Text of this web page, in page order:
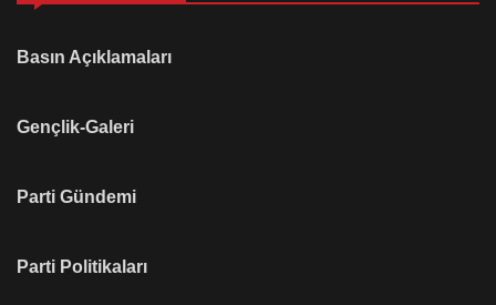
Basın Açıklamaları
Gençlik-Galeri
Parti Gündemi
Parti Politikaları